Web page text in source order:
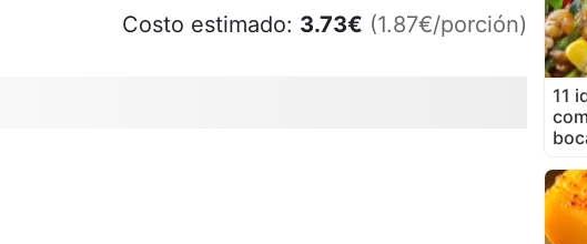
Costo estimado: 3.73€ (1.87€/porción)
11